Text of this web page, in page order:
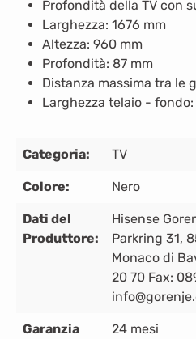
Profondità della TV con
Larghezza: 1676 mm
Altezza: 960 mm
Profondità: 87 mm
Distanza massima tra le
Larghezza telaio - fondo:
Categoria: TV
Colore: Nero
Dati del
Produttore:
Hisense
Parkring 31,
Monaco di
20 70 Fax:
Garanzia
24 mesi